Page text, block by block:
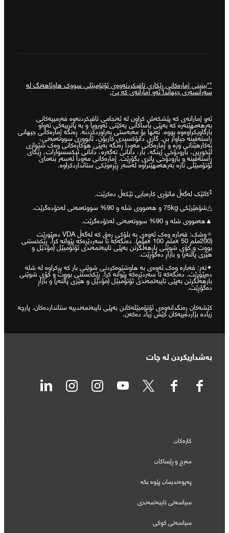
**بینینی ژمارەکانی ڕێکاری تاقیکردنەوەی ئۆتۆمبێلی سووک هاوئاهەنگ لە
سەرانسەری جیهاندا ئەو ژمارانەی کە پێ.
ئەو ژمارانەی کە پێشکەش کراون لە ئەنجامی تاقیکردنەوە فەرمییەکانی
بەرهەمهێنەرە کە بەپێی یاساکانی یەکێتی ئەوروپا و بە پاترییەکی تەواو
بارگاویکراوەوە بووە. تەنها بۆ مەبەستی بەراوردکردنە. ڕەنگە ژمارەکانی جیهانی
ڕاستەقینە جیاواز بن. گازی دانۆکسیدی کاربۆن، ئابووری سووتەمەنی،
بەکارهێنانی وزە و ژمارەکانی مەودا ڕەنگە بەپێی هۆکارەکانی وەک شێوازی
لێخوڕین، بارودۆخی ژینگە، بار، دانانی تەگەرە، دانانی ئیکسسوارات، ڕێگای
ڕاستەقینە و بارودۆخی پاتری بگۆڕێت. ژمارەکانی مەودا لەسەر بنەمای
ئۆتۆمبێلی تازە بەرهەمهێنراوە لەسەر ڕێڕەوێکی ستانداردکراوە.
‡کاتێک لەگەڵ ماتۆڕی کارەبایی تێکەڵ دەکرێت.
△شۆفێرێکی 75kg و هەمووی شلە و 90% سووتەمەنی لەخۆدەگرێت.
▲هەمووی شلە و 90% سووتەمەنی لەخۆدەگرێت.
✧وشک: قەبارە وەک ئەوەی بە بلۆکی ڕەق کە لەگەڵ VDA دەپێورێت
(200ملم x 50ملم x 100ملم). دەنگەکە تا سەردێڕەکە پێوانە کرا. ڕێکخستنی
بووت و کۆی شوێنی بارهەڵگرتن بەپێی تایبەتمەندی ئۆتۆمبێل (مۆدێل و
هێزی پاڵنەر) و بازاڕ دەگۆڕێت.
✦تەڕ: قەبارە وەک ئەوەی بە ھاوشێوەکردنی شوێنی بار کە پڕکراوە لە شلە
دەپێورێت. دەنگەکە تا سەردێڕەکە پێوانە کرا. ڕێکخستنی بووت و کۆی شوێنی
بارهەڵگرتن بەپێی تایبەتمەندی ئۆتۆمبێل (مۆدێل و هێزی پاڵنەر) و بازاڕ
دەگۆڕێت.
کێشەکان ڕەنگدانەوەی ئۆتۆمبێلەکانن بەپێی تایبەتمەندییە ستانداردەکان. پارچە
زیادە بژاردەییەکان کێش زیاد دەکەن.
بەشداریکردن لە چات
کارەکان
مەرج و ڕێساکان
پەیوەندیمان پێوە بکە
سیاسەتی تایبەتمەندی
سیاسەتی کوکی